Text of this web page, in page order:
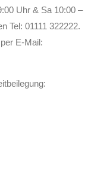
Uhr & Sa 10:00 –
Tel: 01111 322222.
E-Mail: